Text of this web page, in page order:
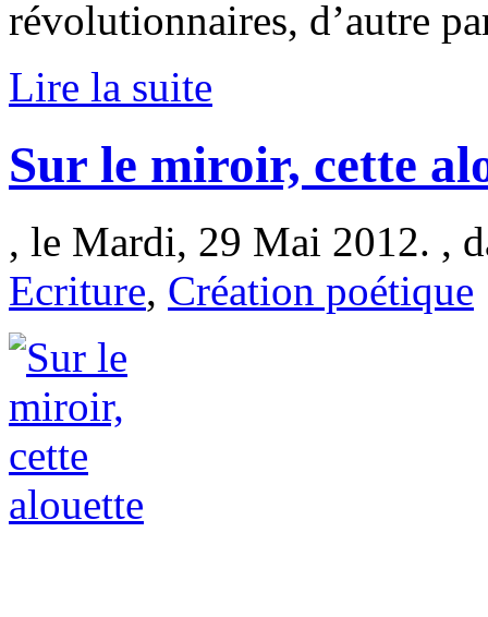
révolutionnaires, d’autre
Lire la suite
Sur le miroir, cette
, le Mardi, 29 Mai 2012. ,
Ecriture, Création poétique